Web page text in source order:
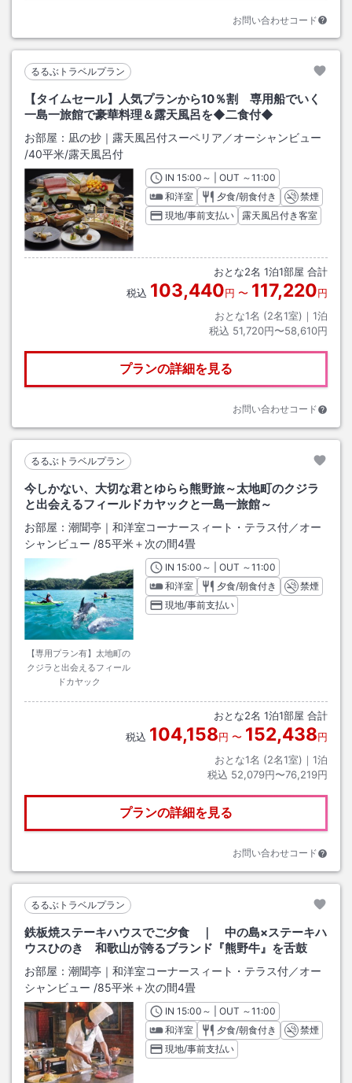
お問い合わせコード
るるぶトラベルプラン
【タイムセール】人気プランから10％割 専用船でいく
一島一旅館で豪華料理＆露天風呂を◆二食付◆
お部屋： 凪の抄｜露天風呂付スーペリア／オーシャンビュー
/40平米/露天風呂付
INチェックイン
15:00 ～ | OUT チェックアウト
～11:00
和洋室
夕食/朝食付き
禁煙
現地/事前支払い
露天風呂付き客室
おとな2名 1泊1部屋 合計
税込 103,440円 〜 117,220円
おとな1名 (2名1室)｜ 1泊
税込 51,720円〜58,610円
プランの詳細を見る
お問い合わせコード
るるぶトラベルプラン
今しかない、大切な君とゆらら熊野旅～太地町のクジラ
と出会えるフィールドカヤックと一島一旅館～
お部屋： 潮聞亭｜和洋室コーナースィート・テラス付／オー
シャンビュー /85平米＋次の間4畳
【専用プラン有】太地町の
クジラと出会えるフィール
ドカヤック
INチェックイン
15:00 ～ | OUT チェックアウト
～11:00
和洋室
夕食/朝食付き
禁煙
現地/事前支払い
おとな2名 1泊1部屋 合計
税込 104,158円 〜 152,438円
おとな1名 (2名1室)｜ 1泊
税込 52,079円〜76,219円
プランの詳細を見る
お問い合わせコード
るるぶトラベルプラン
鉄板焼ステーキハウスでご夕食 ｜ 中の島×ステーキハ
ウスひのき 和歌山が誇るブランド『熊野牛』を舌鼓
お部屋： 潮聞亭｜和洋室コーナースィート・テラス付／オー
シャンビュー /85平米＋次の間4畳
INチェックイン
15:00 ～ | OUT チェックアウト
～11:00
和洋室
夕食/朝食付き
禁煙
現地/事前支払い